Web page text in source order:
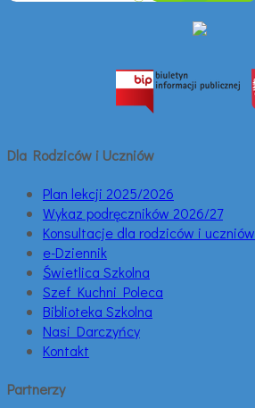
Dla Rodziców i Uczniów
Plan lekcji 2025/2026
Wykaz podręczników 2026/27
Konsultacje dla rodziców i uczniów
e-Dziennik
Świetlica Szkolna
Szef Kuchni Poleca
Biblioteka Szkolna
Nasi Darczyńcy
Kontakt
Partnerzy